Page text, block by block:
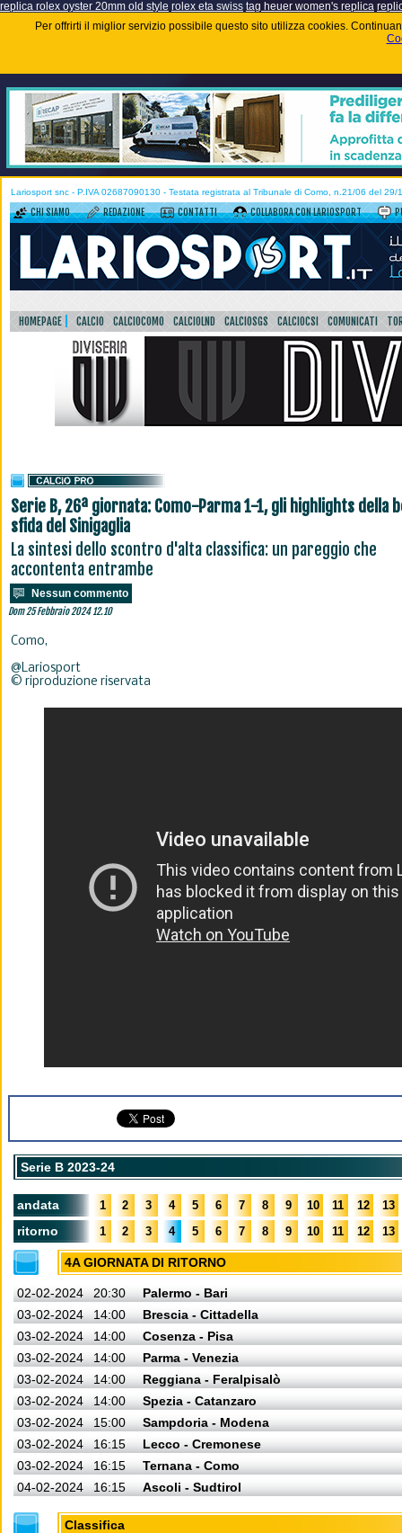
replica rolex oyster 20mm old style rolex eta swiss tag heuer women's replica
Per offrirti il miglior servizio possibile questo sito utilizza cookies.
Lariosport snc - P.IVA 02687090130 - Testata registrata al Tribunale di Como, n.21/06 del 29/
CHI SIAMO REDAZIONE CONTATTI COLLABORA CON LARIOSPORT
HOMEPAGE CALCIO CALCIOCOMO CALCIOLND CALCIOSGS CALCIOCSI COMUNICATI
Serie B, 26ª giornata: Como-Parma 1-1, gli highlights della
sfida del Sinigaglia
La sintesi dello scontro d'alta classifica: un pareggio che
accontenta entrambe
Nessun commento
Dom 25 Febbraio 2024 12.10
Como,
@Lariosport
© riproduzione riservata
Serie B 2023-24
andata 1 2 3 4 5 6 7 8 9 10 11 12 13
ritorno 1 2 3 4 5 6 7 8 9 10 11 12 13
4A GIORNATA DI RITORNO
02-02-2024 20:30
Palermo - Bari
03-02-2024
14:00
Brescia - Cittadella
03-02-2024
14:00
Cosenza - Pisa
03-02-2024
14:00
Parma - Venezia
03-02-2024
14:00
Reggiana - Feralpisalò
03-02-2024
14:00
Spezia - Catanzaro
03-02-2024
15:00
Sampdoria - Modena
03-02-2024
16:15
Lecco - Cremonese
03-02-2024
16:15
Ternana - Como
04-02-2024
16:15 Ascoli - Sudtirol
Classifica